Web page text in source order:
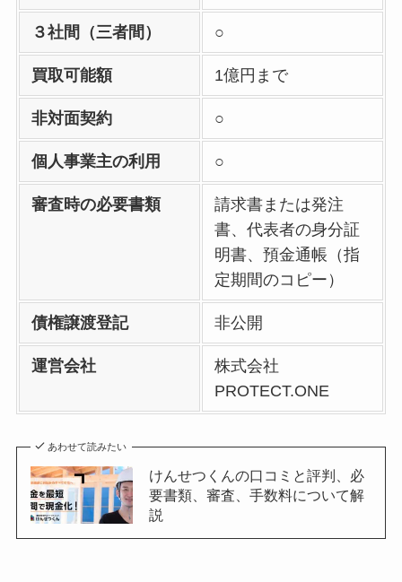
３社間（三者間） ○
買取可能額 1億円まで
非対面契約 ○
個人事業主の利用 ○
審査時の必要書類
請求書または発注
書、代表者の身分証
明書、預金通帳（指
定期間のコピー）
債権譲渡登記 非公開
運営会社
株式会社
PROTECT.ONE
あわせて読みたい
けんせつくんの口コミと評判、必
要書類、審査、手数料について解
説